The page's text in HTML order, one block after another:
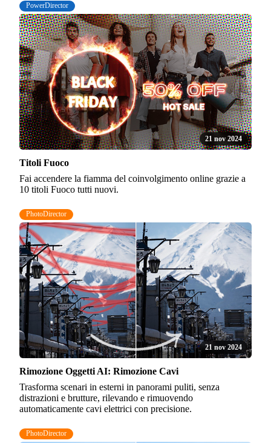
PowerDirector
21 nov 2024
Titoli Fuoco
Fai accendere la fiamma del coinvolgimento online grazie a
10 titoli Fuoco tutti nuovi.
PhotoDirector
21 nov 2024
Rimozione Oggetti AI: Rimozione Cavi
Trasforma scenari in esterni in panorami puliti, senza
distrazioni e brutture, rilevando e rimuovendo
automaticamente cavi elettrici con precisione.
PhotoDirector